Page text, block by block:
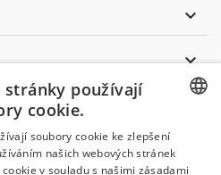


NOVINEK
CZECH
stránky používají
cookie.
soubory cookie ke zlepšení
našich webových stránek
v souladu s našimi zásadami